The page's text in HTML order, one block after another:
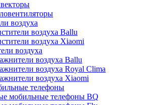
воздуха
воздуха Ballu
воздуха Xiaomi
воздуха
воздуха Ballu
воздуха Royal Clima
воздуха Xiaomi
телефоны
мобильные телефоны BQ